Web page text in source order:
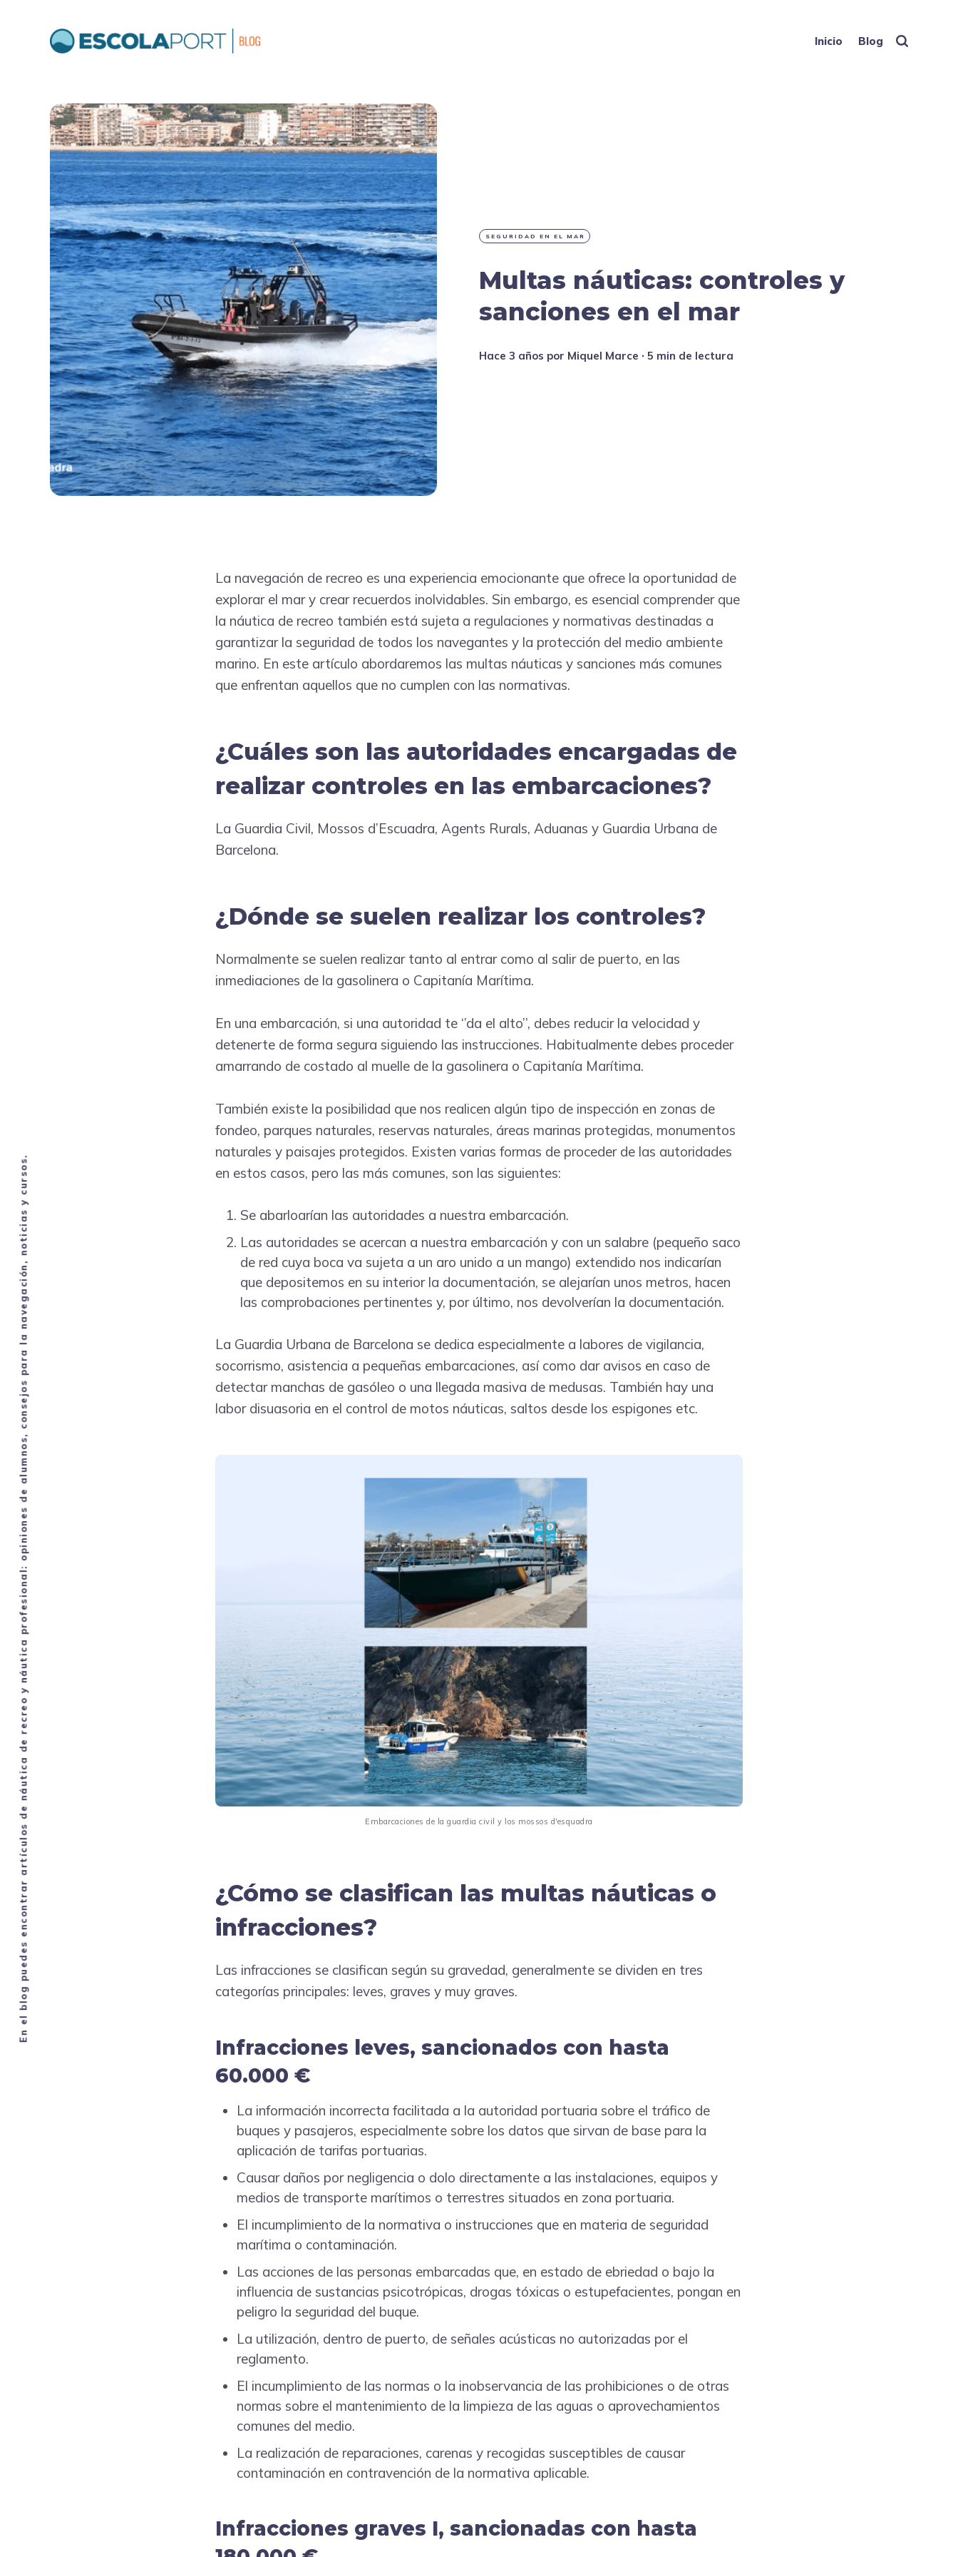
Inicio Blog
SEGURIDAD EN EL MAR
Multas náuticas: controles y
sanciones en el mar
hace 3 años por Miquel Marce ∙ 5 min de lectura
La navegación de recreo es una experiencia emocionante que ofrece la oportunidad de
explorar el mar y crear recuerdos inolvidables. Sin embargo, es esencial comprender que
la náutica de recreo también está sujeta a regulaciones y normativas destinadas a
garantizar la seguridad de todos los navegantes y la protección del medio ambiente
marino. En este artículo abordaremos las multas náuticas y sanciones más comunes
que enfrentan aquellos que no cumplen con las normativas.
¿Cuáles son las autoridades encargadas de
realizar controles en las embarcaciones?
La Guardia Civil, Mossos d’Escuadra, Agents Rurals, Aduanas y Guardia Urbana de
Barcelona.
¿Dónde se suelen realizar los controles?
Normalmente se suelen realizar tanto al entrar como al salir de puerto, en las
inmediaciones de la gasolinera o Capitanía Marítima.
En una embarcación, si una autoridad te ‘’da el alto’’, debes reducir la velocidad y
detenerte de forma segura siguiendo las instrucciones. Habitualmente debes proceder
amarrando de costado al muelle de la gasolinera o Capitanía Marítima.
También existe la posibilidad que nos realicen algún tipo de inspección en zonas de
fondeo, parques naturales, reservas naturales, áreas marinas protegidas, monumentos
naturales y paisajes protegidos. Existen varias formas de proceder de las autoridades
en estos casos, pero las más comunes, son las siguientes:
Se abarloarían las autoridades a nuestra embarcación.
Las autoridades se acercan a nuestra embarcación y con un salabre (pequeño saco
de red cuya boca va sujeta a un aro unido a un mango) extendido nos indicarían
que depositemos en su interior la documentación, se alejarían unos metros, hacen
las comprobaciones pertinentes y, por último, nos devolverían la documentación.
La Guardia Urbana de Barcelona se dedica especialmente a labores de vigilancia,
socorrismo, asistencia a pequeñas embarcaciones, así como dar avisos en caso de
detectar manchas de gasóleo o una llegada masiva de medusas. También hay una
labor disuasoria en el control de motos náuticas, saltos desde los espigones etc.
Embarcaciones de la guardia civil y los mossos d'esquadra
¿Cómo se clasifican las multas náuticas o
infracciones?
Las infracciones se clasifican según su gravedad, generalmente se dividen en tres
categorías principales: leves, graves y muy graves.
Infracciones leves, sancionados con hasta
60.000 €
La información incorrecta facilitada a la autoridad portuaria sobre el tráfico de
buques y pasajeros, especialmente sobre los datos que sirvan de base para la
aplicación de tarifas portuarias.
Causar daños por negligencia o dolo directamente a las instalaciones, equipos y
medios de transporte marítimos o terrestres situados en zona portuaria.
El incumplimiento de la normativa o instrucciones que en materia de seguridad
marítima o contaminación.
Las acciones de las personas embarcadas que, en estado de ebriedad o bajo la
influencia de sustancias psicotrópicas, drogas tóxicas o estupefacientes, pongan en
peligro la seguridad del buque.
La utilización, dentro de puerto, de señales acústicas no autorizadas por el
reglamento.
El incumplimiento de las normas o la inobservancia de las prohibiciones o de otras
normas sobre el mantenimiento de la limpieza de las aguas o aprovechamientos
comunes del medio.
La realización de reparaciones, carenas y recogidas susceptibles de causar
contaminación en contravención de la normativa aplicable.
Infracciones graves I, sancionadas con hasta
En el blog puedes encontrar artículos de náutica de recreo y náutica profesional: opiniones de alumnos, consejos para la navegación, noticias y cursos.